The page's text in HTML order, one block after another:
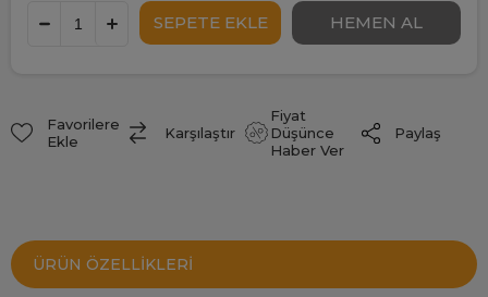
Favorilere
Ekle
Karşılaştır
Fiyat
Düşünce
Haber Ver
Paylaş
ÜRÜN ÖZELLIKLERI